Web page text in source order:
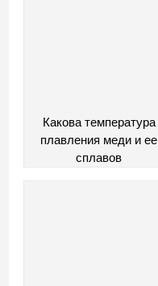
Какова температура
плавления меди и ее
сплавов